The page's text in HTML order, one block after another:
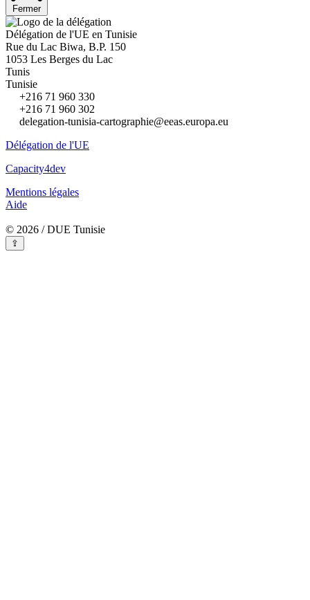
Fermer
Délégation de l'UE en Tunisie
Rue du Lac Biwa, B.P. 150
1053 Les Berges du Lac
Tunis
Tunisie
+216 71 960 330
+216 71 960 302
delegation-tunisia-cartographie@eeas.europa.eu
Délégation de l'UE
Capacity4dev
Mentions légales
Aide
© 2026 / DUE Tunisie
⇪